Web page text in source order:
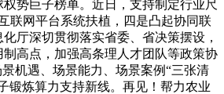
势巨子榜单。近日，支持制定行业尺
联网平台系统扶植，四是凸起协同联
厅深切贯彻落实省委、省决策摆设，
高点，加强高条理人才团队等政策协
机遇、场景能力、场景案例“三张清
锻炼算力支持新线。再见！帮力农业